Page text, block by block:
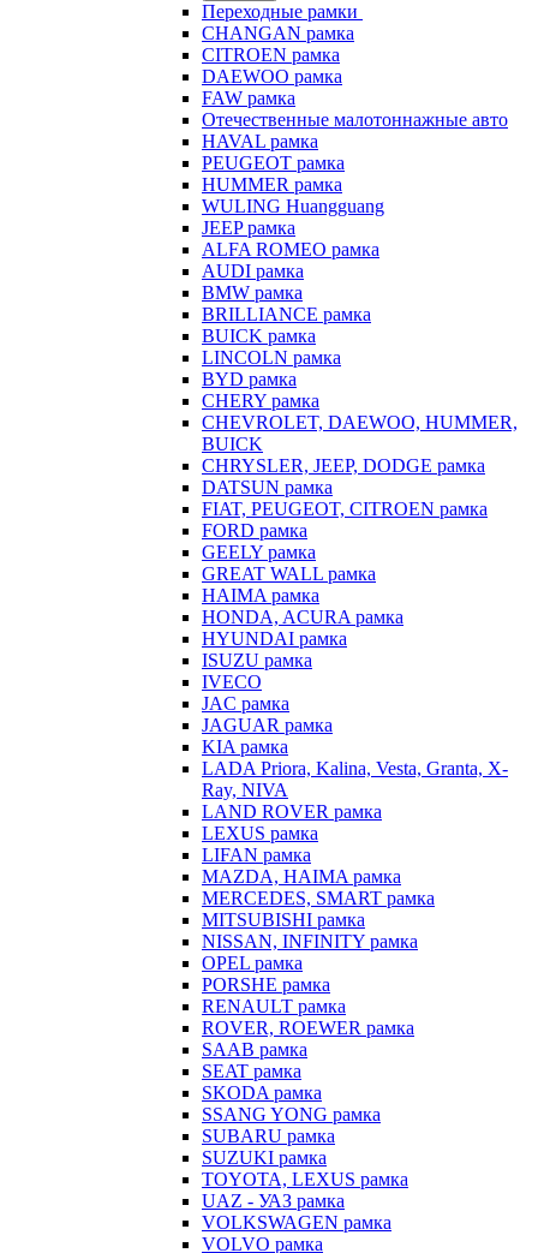
Переходные рамки
CHANGAN рамка
CITROEN рамка
DAEWOO рамка
FAW рамка
Отечественные малотоннажные авто
HAVAL рамка
PEUGEOT рамка
HUMMER рамка
WULING Huangguang
JEEP рамка
ALFA ROMEO рамка
AUDI рамка
BMW рамка
BRILLIANCE рамка
BUICK рамка
LINCOLN рамка
BYD рамка
CHERY рамка
CHEVROLET, DAEWOO, HUMMER,
BUICK
CHRYSLER, JEEP, DODGE рамка
DATSUN рамка
FIAT, PEUGEOT, CITROEN рамка
FORD рамка
GEELY рамка
GREAT WALL рамка
HAIMA рамка
HONDA, ACURA рамка
HYUNDAI рамка
ISUZU рамка
IVECO
JAC рамка
JAGUAR рамка
KIA рамка
LADA Priora, Kalina, Vesta, Granta, X-
Ray, NIVA
LAND ROVER рамка
LEXUS рамка
LIFAN рамка
MAZDA, HAIMA рамка
MERCEDES, SMART рамка
MITSUBISHI рамка
NISSAN, INFINITY рамка
OPEL рамка
PORSHE рамка
RENAULT рамка
ROVER, ROEWER рамка
SAAB рамка
SEAT рамка
SKODA рамка
SSANG YONG рамка
SUBARU рамка
SUZUKI рамка
TOYOTA, LEXUS рамка
UAZ - УАЗ рамка
VOLKSWAGEN рамка
VOLVO рамка